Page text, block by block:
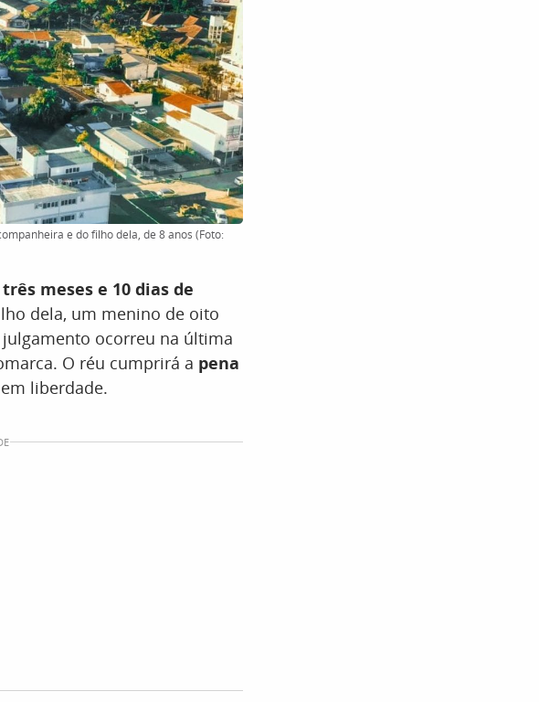
e do filho dela, de 8 anos (Foto:
três meses e 10 dias de
dela, um menino de oito
ocorreu na última
O réu cumprirá a pena
liberdade.